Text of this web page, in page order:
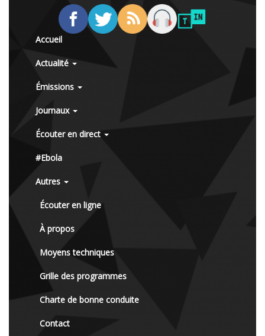
Accueil
Actualité
Émissions
Journaux
Écouter en direct
#Ebola
Autres
Écouter en ligne
À propos
Moyens techniques
Grille des programmes
Charte de bonne conduite
Contact